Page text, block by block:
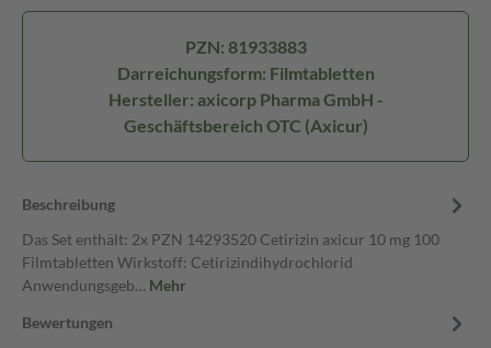
PZN: 81933883
Darreichungsform: Filmtabletten
Hersteller: axicorp Pharma GmbH -
Geschäftsbereich OTC (Axicur)
Beschreibung
Das Set enthält: 2x PZN 14293520 Cetirizin axicur 10 mg 100
Filmtabletten Wirkstoff: Cetirizindihydrochlorid
Anwendungsgeb… Mehr
Bewertungen